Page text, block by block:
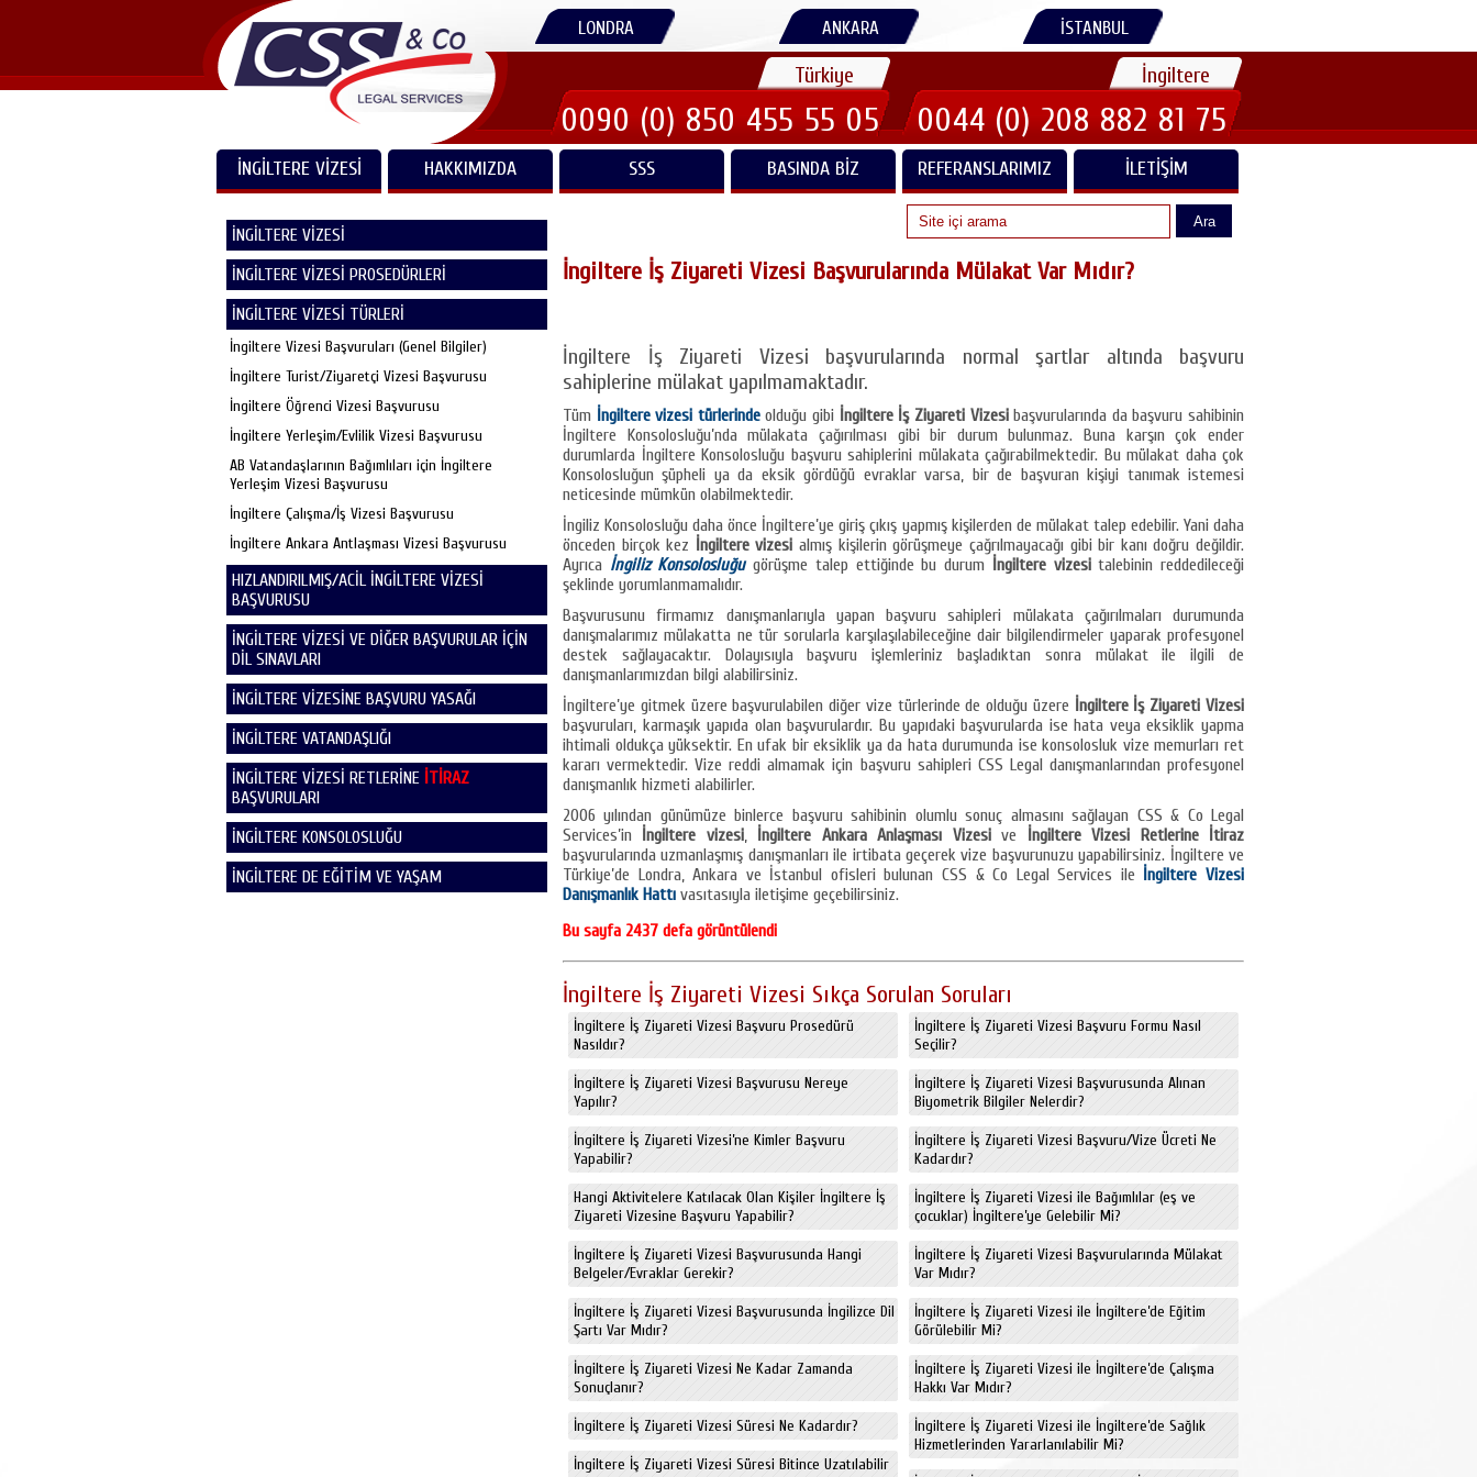
LONDRA ANKARA İSTANBUL
Türkiye
0090 (0) 850 455 55 05
İngiltere
0044 (0) 208 882 81 75
İNGİLTERE VİZESİ HAKKIMIZDA SSS BASINDA BIZ REFERANSLARIMIZ İLETIŞIM
Ara
İNGİLTERE VİZESİ
İNGİLTERE VİZESİ PROSEDÜRLERİ
İNGİLTERE VİZESİ TÜRLERİ
İngiltere Vizesi Başvuruları (Genel Bilgiler)
İngiltere Turist/Ziyaretçi Vizesi Başvurusu
İngiltere Öğrenci Vizesi Başvurusu
İngiltere Yerleşim/Evlilik Vizesi Başvurusu
AB Vatandaşlarının Bağımlıları için İngiltere
Yerleşim Vizesi Başvurusu
İngiltere Çalışma/İş Vizesi Başvurusu
İngiltere Ankara Antlaşması Vizesi Başvurusu
HIZLANDIRILMIŞ/ACİL İNGİLTERE VİZESİ
BAŞVURUSU
İNGİLTERE VİZESİ VE DİĞER BAŞVURULAR İÇİN
DİL SINAVLARI
İNGİLTERE VİZESİNE BAŞVURU YASAĞI
İNGİLTERE VATANDAŞLIĞI
İNGİLTERE VİZESİ RETLERİNE İTİRAZ
BAŞVURULARI
İNGİLTERE KONSOLOSLUĞU
İNGİLTERE DE EĞİTİM VE YAŞAM
İngiltere İş Ziyareti Vizesi Başvurularında Mülakat Var Mıdır?
İngiltere İş Ziyareti Vizesi başvurularında normal şartlar altında başvuru
sahiplerine mülakat yapılmamaktadır.
Tüm İngiltere vizesi türlerindeolduğu gibi İngiltere İş Ziyareti Vizesibaşvurularında da başvuru sahibinin
İngiltere Konsolosluğu’nda mülakata çağırılması gibi bir durum bulunmaz. Buna karşın çok ender
durumlarda İngiltere Konsolosluğu başvuru sahiplerini mülakata çağırabilmektedir. Bu mülakat daha çok
Konsolosluğun şüpheli ya da eksik gördüğü evraklar varsa, bir de başvuran kişiyi tanımak istemesi
neticesinde mümkün olabilmektedir.
İngiliz Konsolosluğu daha önce İngiltere’ye giriş çıkış yapmış kişilerden de mülakat talep edebilir. Yani daha
önceden birçok kez İngiltere vizesi almış kişilerin görüşmeye çağrılmayacağı gibi bir kanı doğru değildir.
Ayrıca İngiliz Konsolosluğugörüşme talep ettiğinde bu durum İngiltere vizesitalebinin reddedileceği
şeklinde yorumlanmamalıdır.
Başvurusunu firmamız danışmanlarıyla yapan başvuru sahipleri mülakata çağırılmaları durumunda
danışmalarımız mülakatta ne tür sorularla karşılaşılabileceğine dair bilgilendirmeler yaparak profesyonel
destek sağlayacaktır. Dolayısıyla başvuru işlemleriniz başladıktan sonra mülakat ile ilgili de
danışmanlarımızdan bilgi alabilirsiniz.
İngiltere’ye gitmek üzere başvurulabilen diğer vize türlerinde de olduğu üzere İngiltere İş Ziyareti Vizesi
başvuruları, karmaşık yapıda olan başvurulardır. Bu yapıdaki başvurularda ise hata veya eksiklik yapma
ihtimali oldukça yüksektir. En ufak bir eksiklik ya da hata durumunda ise konsolosluk vize memurları ret
kararı vermektedir. Vize reddi almamak için başvuru sahipleri CSS Legal danışmanlarından profesyonel
danışmanlık hizmeti alabilirler.
2006 yılından günümüze binlerce başvuru sahibinin olumlu sonuç almasını sağlayan CSS & Co Legal
Services’in İngiltere vizesi, İngiltere Ankara Anlaşması Vizesive
İngiltere Vizesi Retlerine İtiraz
başvurularında uzmanlaşmış danışmanları ile irtibata geçerek vize başvurunuzu yapabilirsiniz. İngiltere ve
Türkiye’de Londra, Ankara ve İstanbul ofisleri bulunan CSS & Co Legal Services ile İngiltere Vizesi
Danışmanlık Hattı vasıtasıyla iletişime geçebilirsiniz.
Bu sayfa 2437 defa görüntülendi
İngiltere İş Ziyareti Vizesi Sıkça Sorulan Soruları
İngiltere İş Ziyareti Vizesi Başvuru Prosedürü
Nasıldır?
İngiltere İş Ziyareti Vizesi Başvurusu Nereye
Yapılır?
İngiltere İş Ziyareti Vizesi’ne Kimler Başvuru
Yapabilir?
Hangi Aktivitelere Katılacak Olan Kişiler İngiltere İş
Ziyareti Vizesine Başvuru Yapabilir?
İngiltere İş Ziyareti Vizesi Başvurusunda Hangi
Belgeler/Evraklar Gerekir?
İngiltere İş Ziyareti Vizesi Başvurusunda İngilizce Dil
Şartı Var Mıdır?
İngiltere İş Ziyareti Vizesi Ne Kadar Zamanda
Sonuçlanır?
İngiltere İş Ziyareti Vizesi Süresi Ne Kadardır?
İngiltere İş Ziyareti Vizesi Süresi Bitince Uzatılabilir
İngiltere İş Ziyareti Vizesi Başvuru Formu Nasıl
Seçilir?
İngiltere İş Ziyareti Vizesi Başvurusunda Alınan
Biyometrik Bilgiler Nelerdir?
İngiltere İş Ziyareti Vizesi Başvuru/Vize Ücreti Ne
Kadardır?
İngiltere İş Ziyareti Vizesi ile Bağımlılar (eş ve
çocuklar) İngiltere’ye Gelebilir Mi?
İngiltere İş Ziyareti Vizesi Başvurularında Mülakat
Var Mıdır?
İngiltere İş Ziyareti Vizesi ile İngiltere’de Eğitim
Görülebilir Mi?
İngiltere İş Ziyareti Vizesi ile İngiltere’de Çalışma
Hakkı Var Mıdır?
İngiltere İş Ziyareti Vizesi ile İngiltere’de Sağlık
Hizmetlerinden Yararlanılabilir Mi?